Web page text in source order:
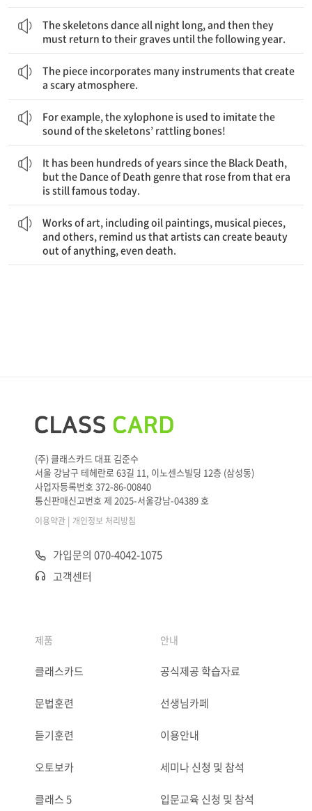
The skeletons dance all night long, and then they
must return to their graves until the following year.
The piece incorporates many instruments that create
a scary atmosphere.
For example, the xylophone is used to imitate the
sound of the skeletons’ rattling bones!
It has been hundreds of years since the Black Death,
but the Dance of Death genre that rose from that era
is still famous today.
Works of art, including oil paintings, musical pieces,
and others, remind us that artists can create beauty
out of anything, even death.
(주) 클래스카드 대표 김준수
서울 강남구 테헤란로 63길 11, 이노센스빌딩 12층 (삼성동)
사업자등록번호 372-86-00840
통신판매신고번호 제 2025-서울강남-04389 호
이용약관 | 개인정보 처리방침
가입문의 070-4042-1075
고객센터
제품
클래스카드
문법훈련
듣기훈련
오토보카
클래스 5
안내
공식제공 학습자료
선생님카페
이용안내
세미나 신청 및 참석
입문교육 신청 및 참석